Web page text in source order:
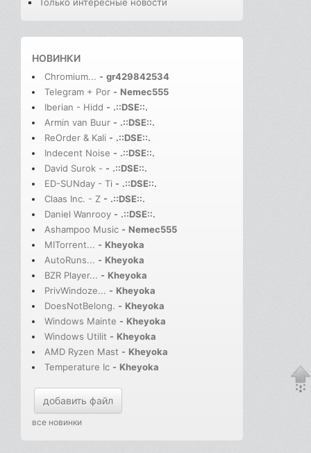
Только интересные новости
НОВИНКИ
Chromium... - gr429842534
Telegram + Por - Nemec555
Iberian - Hidd - .::DSE::.
Armin van Buur - .::DSE::.
ReOrder & Kali - .::DSE::.
Indecent Noise - .::DSE::.
David Surok - - .::DSE::.
ED-SUNday - Ti - .::DSE::.
Claas Inc. - Z - .::DSE::.
Daniel Wanrooy - .::DSE::.
Ashampoo Music - Nemec555
MITorrent... - Kheyoka
AutoRuns... - Kheyoka
BZR Player... - Kheyoka
PrivWindoze... - Kheyoka
DoesNotBelong. - Kheyoka
Windows Mainte - Kheyoka
Windows Utilit - Kheyoka
AMD Ryzen Mast - Kheyoka
Temperature Ic - Kheyoka
добавить файл
все новинки